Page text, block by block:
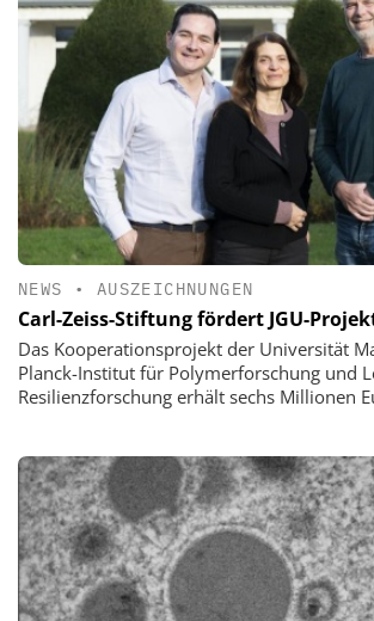
NEWS • AUSZEICHNUNGEN
Carl-Zeiss-Stiftung fördert JGU-
Das Kooperationsprojekt der Universität
Planck-Institut für Polymerforschung und
Resilienzforschung erhält sechs Millionen